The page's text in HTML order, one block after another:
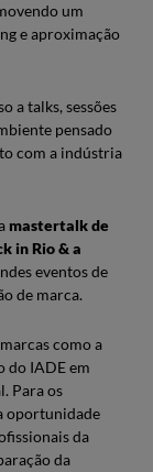
um
e aproximação
a talks, sessões
pensado
com a indústria
mastertalk de
in Rio & a
eventos de
de marca.
como a
do IADE em
Para os
oportunidade
da
da